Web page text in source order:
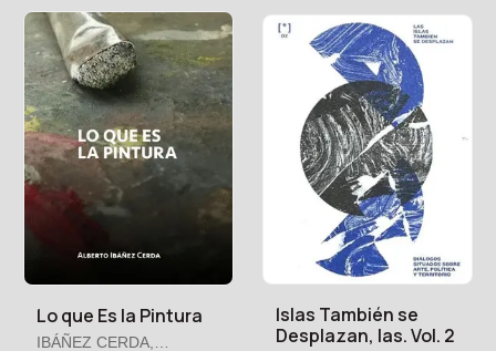
Lo que Es la Pintura
IBÁÑEZ CERDA,
Islas También se
Desplazan, las. Vol. 2